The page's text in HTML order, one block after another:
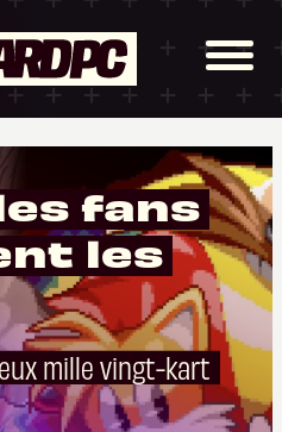
fans
les
mille vingt-kart